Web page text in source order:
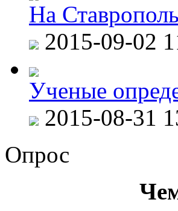
На
2015-09-02
Ученые
2015-08-31
Опрос